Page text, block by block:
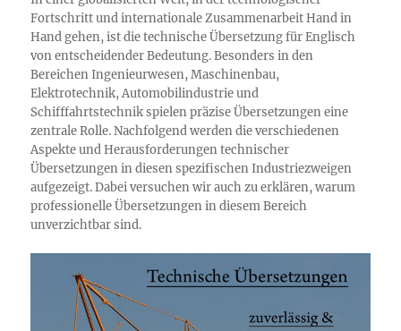
Fortschritt und internationale Zusammenarbeit Hand in
Hand gehen, ist die technische Übersetzung für Englisch
von entscheidender Bedeutung. Besonders in den
Bereichen Ingenieurwesen, Maschinenbau,
Elektrotechnik, Automobilindustrie und
Schifffahrtstechnik spielen präzise Übersetzungen eine
zentrale Rolle. Nachfolgend werden die verschiedenen
Aspekte und Herausforderungen technischer
Übersetzungen in diesen spezifischen Industriezweigen
aufgezeigt. Dabei versuchen wir auch zu erklären, warum
professionelle Übersetzungen in diesem Bereich
unverzichtbar sind.